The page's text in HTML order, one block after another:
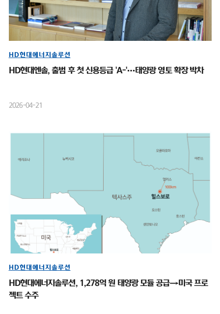
HD현대에너지솔루션
HD현대엔솔, 출범 후 첫 신용등급 'A-'…태양광 영토 확장 박차
2026-04-21
HD현대에너지솔루션
HD현대에너지솔루션, 1,278억 원 태양광 모듈 공급→미국 프로
젝트 수주